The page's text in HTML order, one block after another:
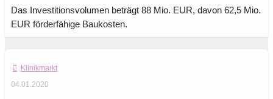
Das Investitionsvolumen beträgt 88 Mio. EUR, davon 62,5 Mio.
EUR förderfähige Baukosten.
Klinikmarkt
04.01.2020